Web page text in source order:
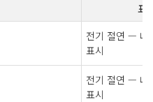
표
전기 절연 — 내
표시
전기 절연 — 내
표시